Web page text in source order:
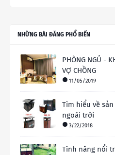
NHỮNG BÀI ĐĂNG PHỔ BIẾN
PHÒNG NGỦ -
VỢ CHỒNG
11/05/2019
Tìm hiểu về
ngoài trời
3/22/2018
Tính năng nổi